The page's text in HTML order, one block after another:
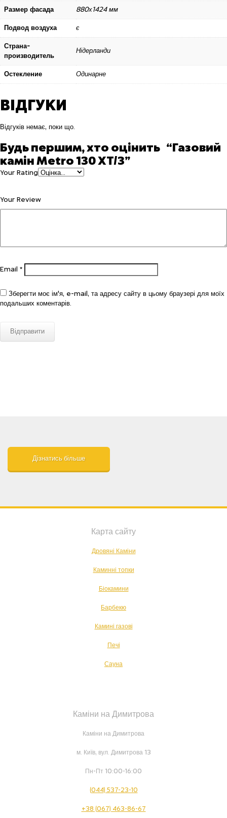
Размер фасада 880х1424 мм
Подвод воздуха є
Страна-
производитель
Нідерланди
Остекление Одинарне
ВІДГУКИ
Відгуків немає, поки що.
Будь першим, хто оцінить “Газовий
камін Metro 130 XT/3”
Your Rating
Your Review
Email *
Зберегти моє ім'я, e-mail, та адресу сайту в цьому браузері для моїх
подальших коментарів.
Дізнатись більше
Карта сайту
Дровяні Каміни
Каминні топки
Біокамини
Барбекю
Камині газові
Печі
Сауна
Каміни на Димитрова
Каміни на Димитрова
м. Київ, вул. Димитрова 13
Пн-Пт 10:00-16:00
(044) 537-23-10
+38 (067) 463-86-67